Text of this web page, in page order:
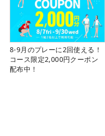
8-9月のプレーに2回使える！
コース限定2,000円クーポン
配布中！